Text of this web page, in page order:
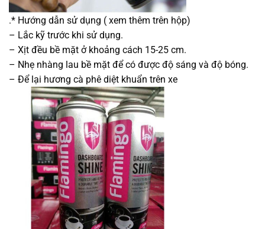
.* Hướng dẫn sử dụng ( xem thêm trên hộp)
– Lắc kỹ trước khi sử dụng.
– Xịt đều bề mặt ở khoảng cách 15-25 cm.
– Nhẹ nhàng lau bề mặt để có được độ sáng và độ bóng.
– Để lại hương cà phê diệt khuẩn trên xe